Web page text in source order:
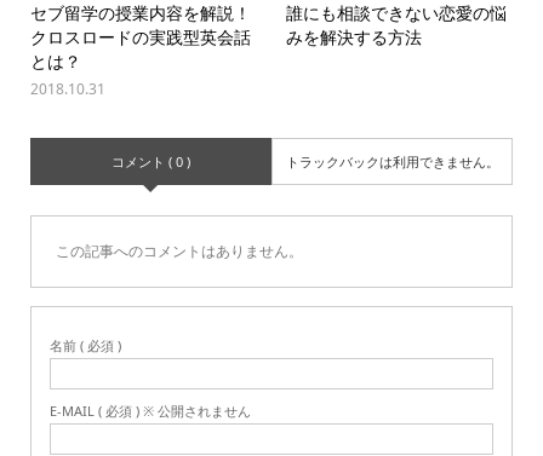
セブ留学の授業内容を解説！
クロスロードの実践型英会話
とは？
2018.10.31
誰にも相談できない恋愛の悩
みを解決する方法
コメント ( 0 ) トラックバックは利用できません。
この記事へのコメントはありません。
名前 ( 必須 )
E-MAIL ( 必須 ) ※ 公開されません